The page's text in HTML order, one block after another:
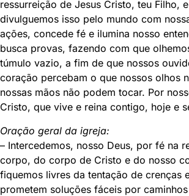
ressurreição de Jesus Cristo, teu Filho,
divulguemos isso pelo mundo com
ações, concede fé e ilumina nosso
busca provas, fazendo com que
túmulo vazio, a fim de que nossos
coração percebam o que nossos olhos
nossas mãos não podem tocar. Por
Cristo, que vive e reina contigo, hoje e
Oração geral da igreja:
– Intercedemos, nosso Deus, por fé na
corpo, do corpo de Cristo e do nosso
fiquemos livres da tentação de crenças
prometem soluções fáceis por